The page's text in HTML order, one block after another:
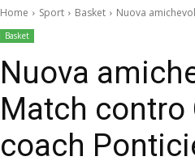
Home Sport Basket Nuova
Basket
Nuova
Match contro
coach